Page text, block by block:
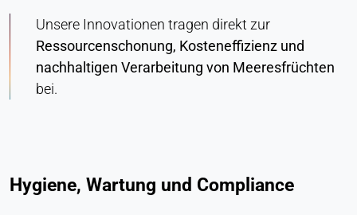
Unsere Innovationen tragen direkt zur
Ressourcenschonung, Kosteneffizienz und
nachhaltigen Verarbeitung von Meeresfrüchten
bei.
Hygiene, Wartung und Compliance